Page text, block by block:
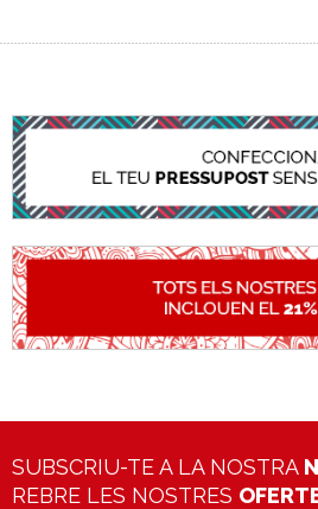
SUBSCRIU-TE A LA NOSTRA
REBRE LES NOSTRES